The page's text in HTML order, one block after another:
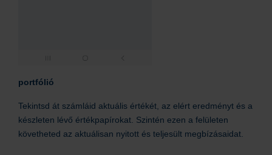
portfólió
Tekintsd át számláid aktuális értékét, az elért eredményt és a
készleten lévő értékpapírokat. Szintén ezen a felületen
követheted az aktuálisan nyitott és teljesült megbízásaidat.